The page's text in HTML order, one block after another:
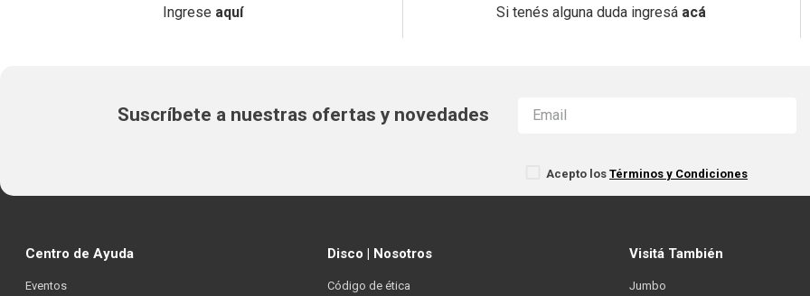
Ingrese aquí
Si tenés alguna duda ingresá acá
Suscríbete a nuestras ofertas y novedades
Acepto losTérminos y Condiciones
Centro de Ayuda
Eventos
Disco | Nosotros
Código de ética
Visitá También
Jumbo